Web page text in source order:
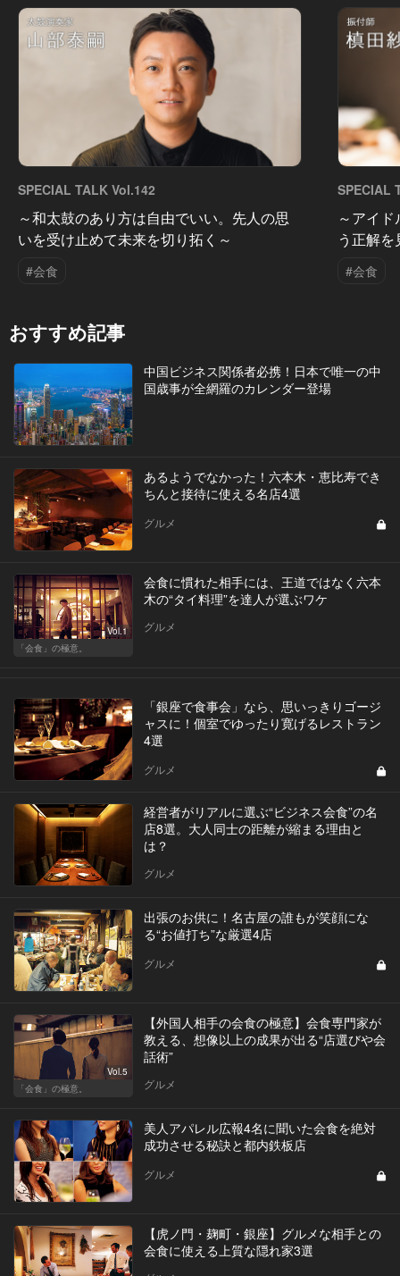
SPECIAL TALK Vol.142
～和太鼓のあり方は自由でいい。先人の思
いを受け止めて未来を切り拓く～
#会食
SPECIAL
～アイ
う正解
#会食
おすすめ記事
中国ビジネス関係者必携！日本で唯一の中
国歳事が全網羅のカレンダー登場
あるようでなかった！六本木・恵比寿でき
ちんと接待に使える名店4選
グルメ
Vol.1
「会食」の極意。
会食に慣れた相手には、王道ではなく六本
木の“タイ料理”を達人が選ぶワケ
グルメ
「銀座で食事会」なら、思いっきりゴージ
ャスに！個室でゆったり寛げるレストラン
4選
グルメ
経営者がリアルに選ぶ“ビジネス会食”の名
店8選。大人同士の距離が縮まる理由と
は？
グルメ
出張のお供に！名古屋の誰もが笑顔にな
る“お値打ち”な厳選4店
グルメ
Vol.5
「会食」の極意。
【外国人相手の会食の極意】会食専門家が
教える、想像以上の成果が出る“店選びや会
話術”
グルメ
美人アパレル広報4名に聞いた会食を絶対
成功させる秘訣と都内鉄板店
グルメ
【虎ノ門・麹町・銀座】グルメな相手との
会食に使える上質な隠れ家3選